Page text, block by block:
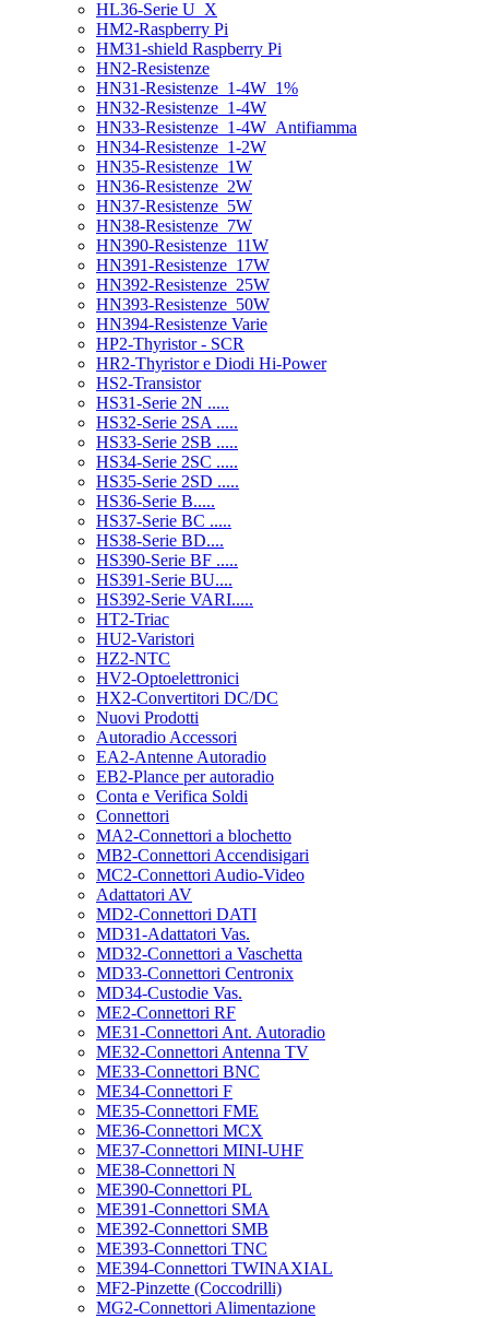
HL36-Serie U_X
HM2-Raspberry Pi
HM31-shield Raspberry Pi
HN2-Resistenze
HN31-Resistenze_1-4W_1%
HN32-Resistenze_1-4W
HN33-Resistenze_1-4W_Antifiamma
HN34-Resistenze_1-2W
HN35-Resistenze_1W
HN36-Resistenze_2W
HN37-Resistenze_5W
HN38-Resistenze_7W
HN390-Resistenze_11W
HN391-Resistenze_17W
HN392-Resistenze_25W
HN393-Resistenze_50W
HN394-Resistenze Varie
HP2-Thyristor - SCR
HR2-Thyristor e Diodi Hi-Power
HS2-Transistor
HS31-Serie 2N .....
HS32-Serie 2SA .....
HS33-Serie 2SB .....
HS34-Serie 2SC .....
HS35-Serie 2SD .....
HS36-Serie B.....
HS37-Serie BC .....
HS38-Serie BD....
HS390-Serie BF .....
HS391-Serie BU....
HS392-Serie VARI.....
HT2-Triac
HU2-Varistori
HZ2-NTC
HV2-Optoelettronici
HX2-Convertitori DC/DC
Nuovi Prodotti
Autoradio Accessori
EA2-Antenne Autoradio
EB2-Plance per autoradio
Conta e Verifica Soldi
Connettori
MA2-Connettori a blochetto
MB2-Connettori Accendisigari
MC2-Connettori Audio-Video
Adattatori AV
MD2-Connettori DATI
MD31-Adattatori Vas.
MD32-Connettori a Vaschetta
MD33-Connettori Centronix
MD34-Custodie Vas.
ME2-Connettori RF
ME31-Connettori Ant. Autoradio
ME32-Connettori Antenna TV
ME33-Connettori BNC
ME34-Connettori F
ME35-Connettori FME
ME36-Connettori MCX
ME37-Connettori MINI-UHF
ME38-Connettori N
ME390-Connettori PL
ME391-Connettori SMA
ME392-Connettori SMB
ME393-Connettori TNC
ME394-Connettori TWINAXIAL
MF2-Pinzette (Coccodrilli)
MG2-Connettori Alimentazione